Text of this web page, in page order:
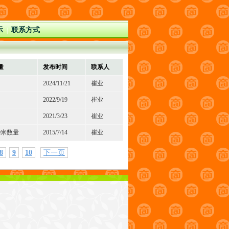
| 联系方式
发布时间 联系人
2024/11/21 崔业
2022/9/19 崔业
2021/3/23 崔业
数量 2015/7/14 崔业
8 9 10 下一页